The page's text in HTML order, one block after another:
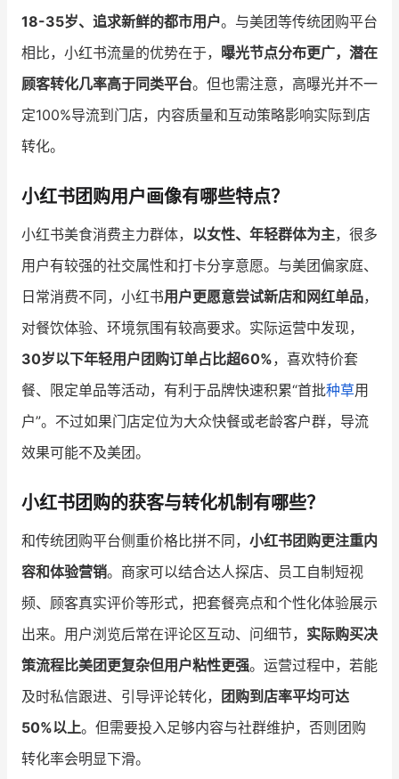
18-35岁、追求新鲜的都市用户。与美团等传统团购平台
相比，小红书流量的优势在于， 曝光节点分布更广，潜在
顾客转化几率高于同类平台。但也需注意，高曝光并不一
定100%导流到门店，内容质量和互动策略影响实际到店
转化。
小红书团购用户画像有哪些特点？
小红书美食消费主力群体， 以女性、年轻群体为主，很多
用户有较强的社交属性和打卡分享意愿。与美团偏家庭、
日常消费不同，小红书用户更愿意尝试新店和网红单品，
对餐饮体验、环境氛围有较高要求。实际运营中发现，
30岁以下年轻用户团购订单占比超60%，喜欢特价套
餐、限定单品等活动，有利于品牌快速积累“首批种草用
户”。不过如果门店定位为大众快餐或老龄客户群，导流
效果可能不及美团。
小红书团购的获客与转化机制有哪些？
和传统团购平台侧重价格比拼不同， 小红书团购更注重内
容和体验营销。商家可以结合达人探店、员工自制短视
频、顾客真实评价等形式，把套餐亮点和个性化体验展示
出来。用户浏览后常在评论区互动、问细节， 实际购买决
策流程比美团更复杂但用户粘性更强。运营过程中，若能
及时私信跟进、引导评论转化， 团购到店率平均可达
50%以上。但需要投入足够内容与社群维护，否则团购
转化率会明显下滑。